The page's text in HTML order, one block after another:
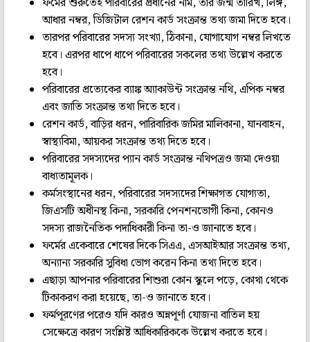
আধার নম্বর, ডিজিটাল রেশন কার্ড সংক্রান্ত তথ্য জমা দিতে হবে।
তারপর পরিবারের সদস্য সংখ্যা, ঠিকানা, যোগাযোগ নম্বর লিখতে
হবে। এরপর ধাপে ধাপে পরিবারের সকলের তথ্য উল্লেখ করতে
হবে।
পরিবারের প্রত্যেকের ব্যাঙ্ক অ্যাকাউন্ট সংক্রান্ত নথি, এপিক নম্বর
এবং জাতি সংক্রান্ত তথ্য দিতে হবে।
রেশন কার্ড, বাড়ির ধরন, পারিবারিক জমির মালিকানা, যানবাহন,
স্বাস্থ্যবিমা, আয়কর সংক্রান্ত তথ্য দিতে হবে।
পরিবারের সদস্যদের প্যান কার্ড সংক্রান্ত নথিপত্রও জমা দেওয়া
বাধ্যতামূলক।
কর্মসংস্থানের ধরন, পরিবারের সদস্যদের শিক্ষাগত যোগ্যতা,
জিএসটি অধীনস্থ কিনা, সরকারি পেনশনভোগী কিনা, কোনও
সদস্য রাজনৈতিক পদাধিকারী কিনা তা-ও জানাতে হবে।
ফর্মের একেবারে শেষের দিকে সিএএ, এসআইআর সংক্রান্ত তথ্য,
অন্যান্য সরকারি সুবিধা ভোগ করেন কিনা তথ্য দিতে হবে।
এছাড়া আপনার পরিবারের শিশুরা কোন স্কুলে পড়ে, কোথা থেকে
টিকাকরণ করা হয়েছে, তা-ও জানাতে হবে।
ফর্মপূরণের পরেও যদি কারও অন্নপূর্ণা যোজনা বাতিল হয়
সেক্ষেত্রে কারণ সংশ্লিষ্ট আধিকারিককে উল্লেখ করতে হবে।